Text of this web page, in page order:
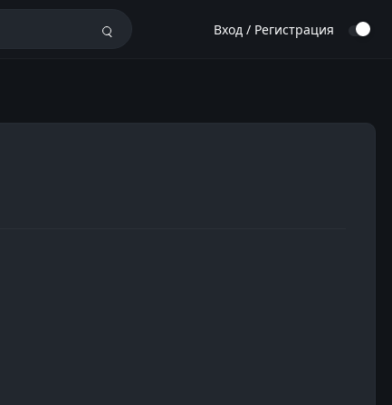
Вход / Регистрация